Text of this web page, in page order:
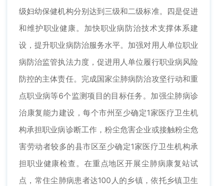
级妇幼保健机构分别达到三级和二级标准。四是促进
和维护职业健康。加快职业病防治技术支撑体系建
设，提升职业病防治服务水平。加强对用人单位职业
病防治监管执法力度，促进用人单位履行职业病风险
防控的主体责任。完成国家尘肺病防治攻坚行动和重
点职业病等6个监测项目的目标任务。加强尘肺病诊
治康复能力建设，每个市州至少确定1家医疗卫生机
构承担职业病诊断工作，粉尘危害企业或接触粉尘危
害劳动者较多的县市区至少确定1家医疗卫生机构承
担职业健康检查。在重点地区开展尘肺病康复站试
点，常住尘肺病患者达100人的乡镇，依托乡镇卫生